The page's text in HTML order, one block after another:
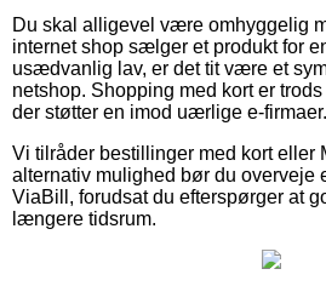
Du skal alligevel være omhyggelig
internet shop sælger et produkt for
usædvanlig lav, er det tit være et
netshop. Shopping med kort er
der støtter en imod uærlige e-firmaer.
Vi tilråder bestillinger med kort eller
alternativ mulighed bør du overveje
ViaBill, forudsat du efterspørger at
længere tidsrum.